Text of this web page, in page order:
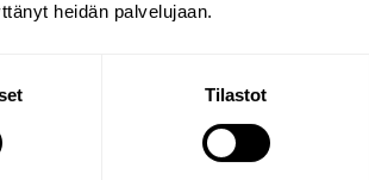
heidän palvelujaan.
Tilastot
Wij zijn de
huishoudelijk
altijd
zorgvuldig
analyses die